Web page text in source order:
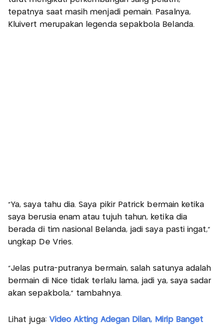
tepatnya saat masih menjadi pemain. Pasalnya,
Kluivert merupakan legenda sepakbola Belanda.
"Ya, saya tahu dia. Saya pikir Patrick bermain ketika
saya berusia enam atau tujuh tahun, ketika dia
berada di tim nasional Belanda, jadi saya pasti ingat,"
ungkap De Vries.
"Jelas putra-putranya bermain, salah satunya adalah
bermain di Nice tidak terlalu lama, jadi ya, saya sadar
akan sepakbola," tambahnya.
Lihat juga: Video Akting Adegan Dilan, Mirip Banget